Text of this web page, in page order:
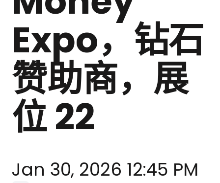
Expo，钻石
赞助商，展
位 22
Jan 30, 2026 12:45 PM